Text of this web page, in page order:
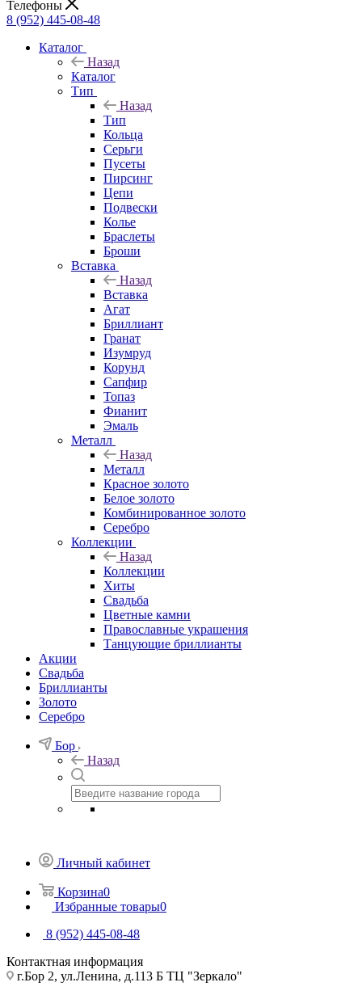
Телефоны
8 (952) 445-08-48
Каталог
Назад
Каталог
Тип
Назад
Тип
Кольца
Серьги
Пусеты
Пирсинг
Цепи
Подвески
Колье
Браслеты
Броши
Вставка
Назад
Вставка
Агат
Бриллиант
Гранат
Изумруд
Корунд
Сапфир
Топаз
Фианит
Эмаль
Металл
Назад
Металл
Красное золото
Белое золото
Комбинированное золото
Серебро
Коллекции
Назад
Коллекции
Хиты
Свадьба
Цветные камни
Православные украшения
Танцующие бриллианты
Акции
Свадьба
Бриллианты
Золото
Серебро
Бор
Назад
Личный кабинет
Корзина0
Избранные товары0
8 (952) 445-08-48
Контактная информация
г.Бор 2, ул.Ленина, д.113 Б ТЦ "Зеркало"